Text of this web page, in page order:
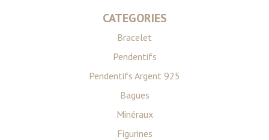
CATEGORIES
Bracelet
Pendentifs
Pendentifs Argent 925
Bagues
Minéraux
Figurines